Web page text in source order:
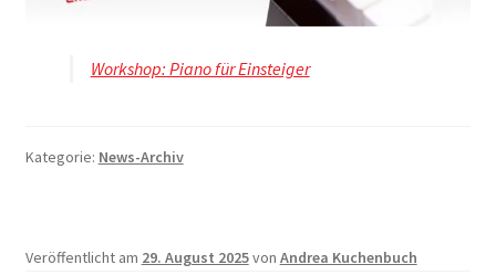
Workshop: Piano für Einsteiger
Kategorie: News-Archiv
Veröffentlicht am 29. August 2025von Andrea Kuchenbuch